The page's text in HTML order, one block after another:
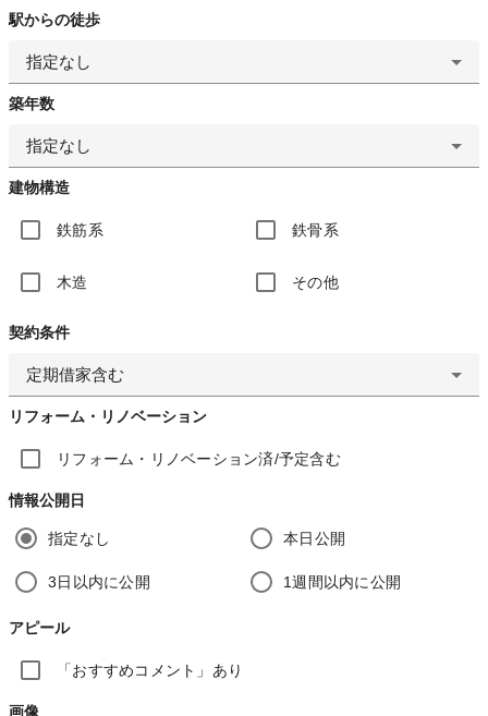
駅からの徒歩
指定なし
築年数
指定なし
建物構造
鉄筋系 鉄骨系
木造 その他
契約条件
定期借家含む
リフォーム・リノベーション
リフォーム・リノベーション済/予定含む
情報公開日
指定なし 本日公開
3日以内に公開 1週間以内に公開
アピール
「おすすめコメント」あり
画像